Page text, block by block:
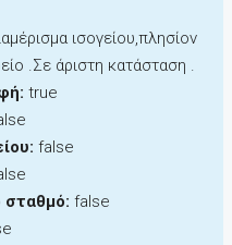
ισογείου,πλησίον
.Σε άριστη κατάσταση .
true
false
σταθμό: false